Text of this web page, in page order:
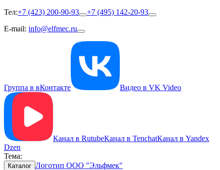
Тел:+7 (423) 200-90-93
+7 (495) 142-20-93
E-mail: info@elfmec.ru
Группа в вКонтакте Видео в VK Video
Канал в RutubeКанал в TenchatКанал в Yandex
Dzen
Тема:
Каталог Логотип ООО "Эльфмек"